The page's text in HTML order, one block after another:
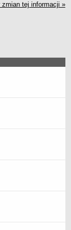
w naborach na
OSP
zmian tej informacji »